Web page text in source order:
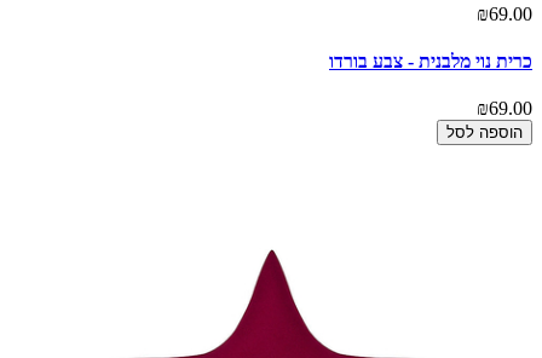
₪69.00
כרית נוי מלבנית - צבע בורדו
₪69.00
הוספה לסל